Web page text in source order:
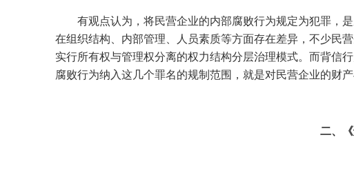
有观点认为，将民营企业的内部腐败行为规定为犯罪，
在组织结构、内部管理、人员素质等方面存在差异，不少民
实行所有权与管理权分离的权力结构分层治理模式。而背信
腐败行为纳入这几个罪名的规制范围，就是对民营企业的财
二、